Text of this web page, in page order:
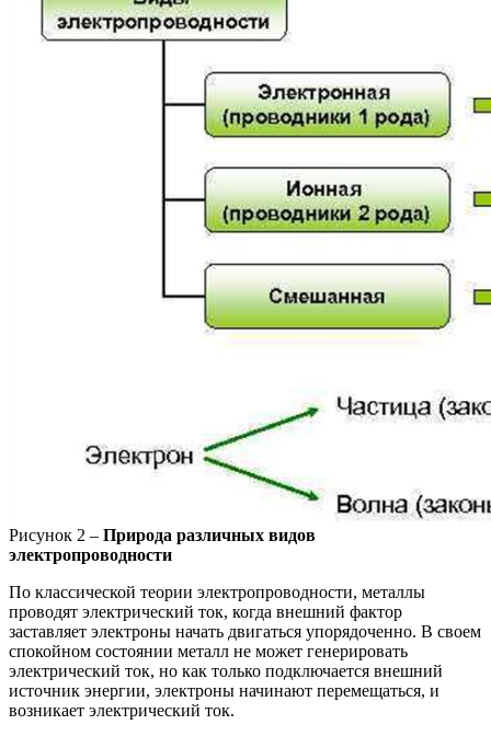
Рисунок 2 – Природа различных видов
электропроводности
По классической теории электропроводности, металлы
проводят электрический ток, когда внешний фактор
заставляет электроны начать двигаться упорядоченно. В своем
спокойном состоянии металл не может генерировать
электрический ток, но как только подключается внешний
источник энергии, электроны начинают перемещаться, и
возникает электрический ток.